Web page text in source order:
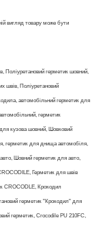
вигляд товару може бути
Поліуретановий герметик шовний,
швів, Поліуретановий
автомобільний герметик для
герметик
кузова шовний, Шовковий
герметик для днища автомобіля,
Шовний герметик для авто,
Герметик для швів
CROCODLE, Крокодил
герметик "Крокодил" для
герметик, Crocodile PU 210FC,